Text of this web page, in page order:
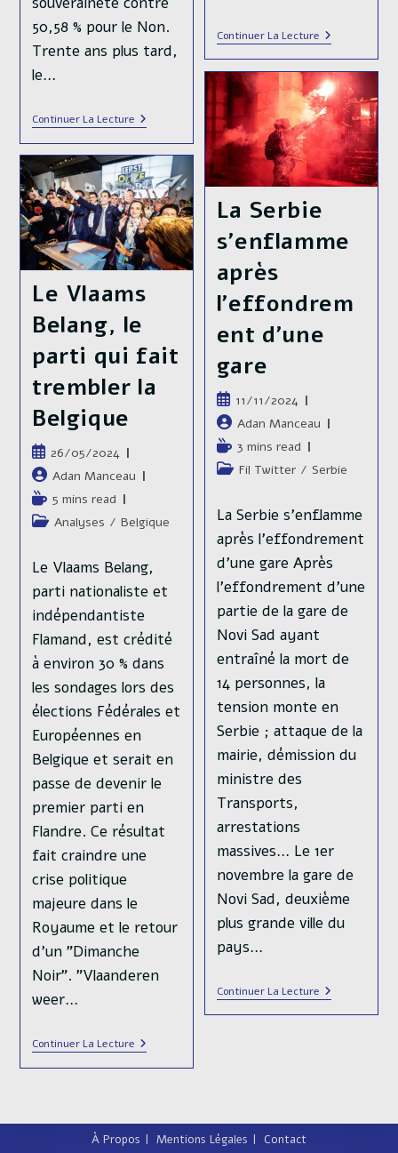
50,58 % pour le Non.
Trente ans plus tard,
le…
Continuer La Lecture30
Ans
Après
Le
Référendum
De
1995,
Que
Reste
T-
Il
Du
Souverainisme
Québécois
?
Continuer La LectureCorée
Du
Sud,
Une
Nuit
Dans
Le
Chaos
La Serbie
s’enflamme
après
l’effondrem
ent d’une
gare
Publication
publiée :
11/11/2024
Auteur/autrice
de
la
publication :
Adan Manceau
Temps
de
3 mins read
PostFil Twitter / Serbie
La Serbie s’enflamme
après l'effondrement
d'une gare Après
l’effondrement d’une
partie de la gare de
Novi Sad ayant
entraîné la mort de
14 personnes, la
tension monte en
Serbie ; attaque de la
mairie, démission du
ministre des
Transports,
arrestations
massives… Le 1er
novembre la gare de
Novi Sad, deuxième
plus grande ville du
pays…
Continuer La LectureLa
Serbie
S’enflamme
Le Vlaams
Belang, le
parti qui fait
trembler la
Belgique
Publication
publiée :
26/05/2024
Auteur/autrice
de
la
publication :
Adan Manceau
Temps
de
5 mins read
PostAnalyses / Belgique
Le Vlaams Belang,
parti nationaliste et
indépendantiste
Flamand, est crédité
à environ 30 % dans
les sondages lors des
élections Fédérales et
Européennes en
Belgique et serait en
passe de devenir le
premier parti en
Flandre. Ce résultat
fait craindre une
crise politique
majeure dans le
Royaume et le retour
d'un "Dimanche
Noir". "Vlaanderen
weer…
Continuer La LectureLe
Vlaams
Belang,
Fait
Trembler
À Propos Mentions Légales Contact